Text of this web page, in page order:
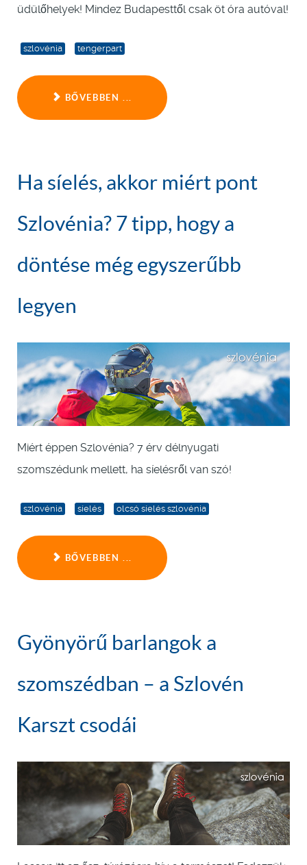
üdülőhelyek! Mindez Budapesttől csak öt óra autóval!
szlovénia tengerpart
BŐVEBBEN ...
Ha síelés, akkor miért pont
Szlovénia? 7 tipp, hogy a
döntése még egyszerűbb
legyen
Miért éppen Szlovénia? 7 érv délnyugati
szomszédunk mellett, ha síelésről van szó!
szlovénia síelés olcsó síelés szlovénia
BŐVEBBEN ...
Gyönyörű barlangok a
szomszédban – a Szlovén
Karszt csodái